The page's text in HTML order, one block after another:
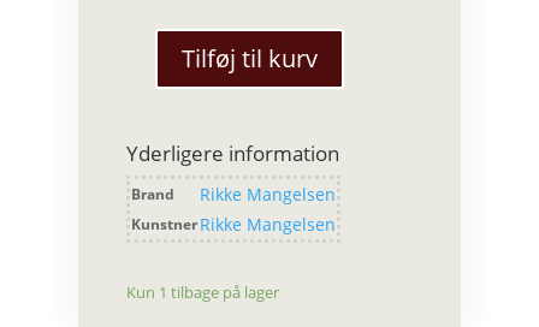
Skål
med
kylling
motiv
guld
Tilføj til kurv
Yderligere information
Brand Rikke Mangelsen
KunstnerRikke Mangelsen
Kun 1 tilbage på lager